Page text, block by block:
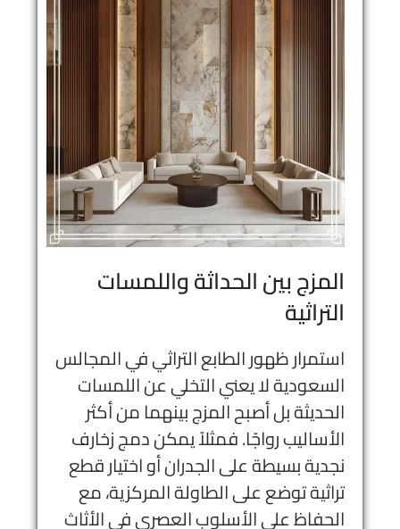
المزج بين الحداثة واللمسات
التراثية
استمرار ظهور الطابع التراثي في المجالس
السعودية لا يعني التخلي عن اللمسات
الحديثة بل أصبح المزج بينهما من أكثر
الأساليب رواجًا. فمثلاً يمكن دمج زخارف
نجدية بسيطة على الجدران أو اختيار قطع
تراثية توضع على الطاولة المركزية، مع
الحفاظ على الأسلوب العصري في الأثاث